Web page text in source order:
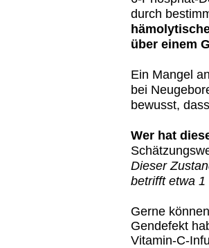
durch
über einem
Ein Mangel
bei
bewusst,
​Wer hat
Dieser
betrifft etwa
Gerne
Gendefekt
Vitamin-C-